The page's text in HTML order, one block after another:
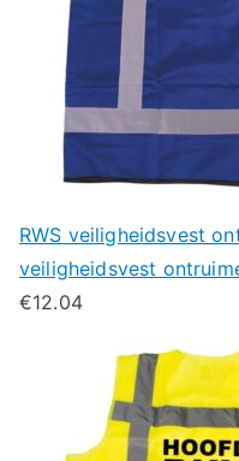
RWS veiligheidsvest
veiligheidsvest
€12.04